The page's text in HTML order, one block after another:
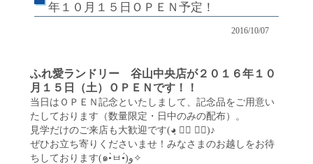
年１０月１５日ＯＰＥＮ予定！
2016/10/07
ふれ愛ランドリー 谷山中央店が２０１６年１０
月１５日（土）ＯＰＥＮです！！
当日はＯＰＥＮ記念といたしまして、記念品をご用意い
たしております（数量限定・日中のみの配布）。
見学だけのご来店も大歓迎です(◕ฺ ◡ฺ ◕ฺ)♪
ぜひお立ち寄りくださいませ！みなさまのお越しをお待
ちしております(๑•̀ㅂ•́)و✧